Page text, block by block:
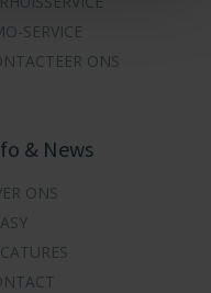
SERVICE
ONS
& News
ONS